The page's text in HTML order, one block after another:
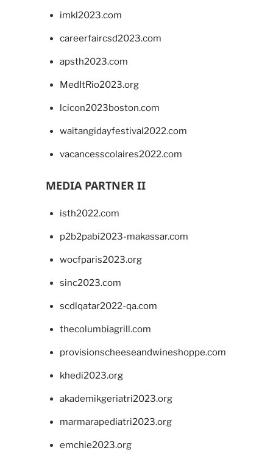
imkl2023.com
careerfaircsd2023.com
apsth2023.com
MedItRio2023.org
lcicon2023boston.com
waitangidayfestival2022.com
vacancesscolaires2022.com
MEDIA PARTNER II
isth2022.com
p2b2pabi2023-makassar.com
wocfparis2023.org
sinc2023.com
scdlqatar2022-qa.com
thecolumbiagrill.com
provisionscheeseandwineshoppe.com
khedi2023.org
akademikgeriatri2023.org
marmarapediatri2023.org
emchie2023.org